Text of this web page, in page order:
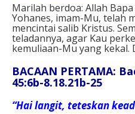
Marilah berdoa: Allah
Yohanes, imam-Mu, telah
mencintai salib Kristus.
teladannya, agar Kau
kemuliaan-Mu yang kekal.
BACAAN PERTAMA:
45:6b-8.18.21b-25
“Hai langit, teteskan